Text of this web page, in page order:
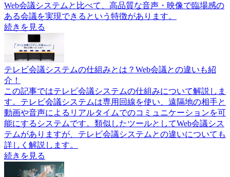
Web会議システムと比べて、高品質な音声・映像で臨場感の
ある会議を実現できるという特徴があります。
続きを見る
テレビ会議システムの仕組みとは？Web会議との違いも紹
介！
この記事ではテレビ会議システムの仕組みについて解説しま
す。テレビ会議システムは専用回線を使い、遠隔地の相手と
動画や音声によるリアルタイムでのコミュニケーションを可
能にするシステムです。類似したツールとしてWeb会議シス
テムがありますが、テレビ会議システムとの違いについても
詳しく解説します。
続きを見る